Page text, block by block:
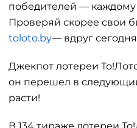
победителей — каждому
Проверяй скорее свои
toloto.by— вдруг
Джекпот лотереи
он перешел в
расти!